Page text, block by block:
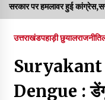
कार्यक्रम
सरकार पर हमलावर हुई
उत्तराखंडपहाड़ी छुयालराजनीति
Suryakant
Dengue :